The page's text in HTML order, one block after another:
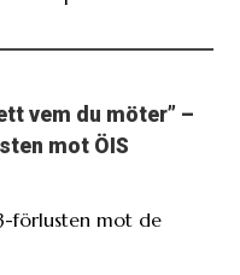
vem du möter” –
mot ÖIS
förlusten mot de